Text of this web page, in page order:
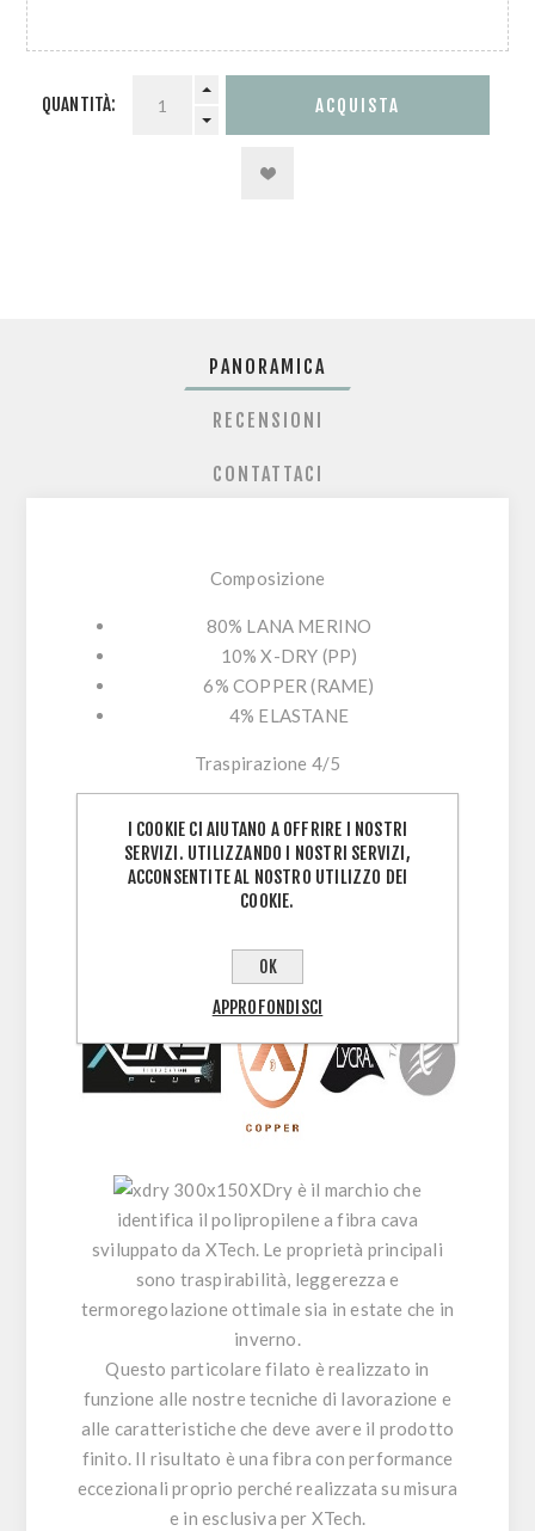
QUANTITÀ:
PANORAMICA
RECENSIONI
CONTATTACI
Composizione
80% LANA MERINO
10% X-DRY (PP)
6% COPPER (RAME)
4% ELASTANE
Traspirazione 4/5
Vestitibilita: regular
Temperatura ideale di utilizzo: +5/+15 gradi
XDry è il marchio che
identifica il polipropilene a fibra cava
sviluppato da XTech. Le proprietà principali
sono traspirabilità, leggerezza e
termoregolazione ottimale sia in estate che in
inverno.
Questo particolare filato è realizzato in
funzione alle nostre tecniche di lavorazione e
alle caratteristiche che deve avere il prodotto
finito. Il risultato è una fibra con performance
eccezionali proprio perché realizzata su misura
e in esclusiva per XTech.
I COOKIE CI AIUTANO A OFFRIRE I NOSTRI
SERVIZI. UTILIZZANDO I NOSTRI SERVIZI,
ACCONSENTITE AL NOSTRO UTILIZZO DEI
COOKIE.
OK
APPROFONDISCI